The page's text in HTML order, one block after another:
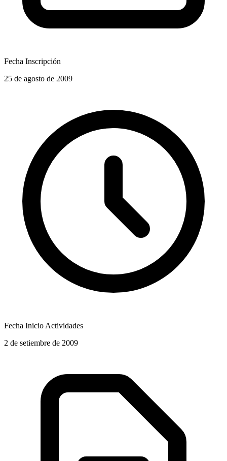
Fecha Inscripción
25 de agosto de 2009
Fecha Inicio Actividades
2 de setiembre de 2009